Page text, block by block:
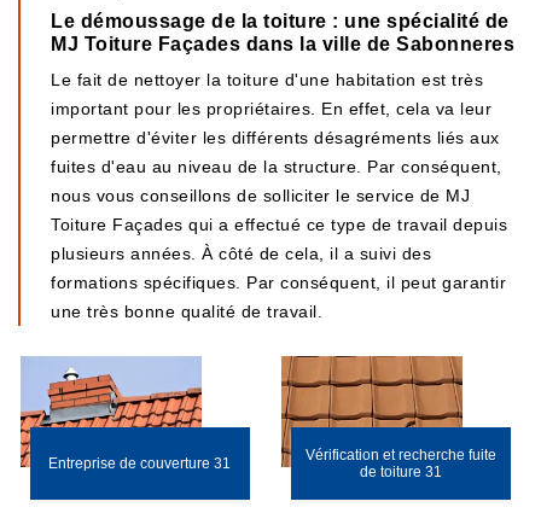
Le démoussage de la toiture : une spécialité de
MJ Toiture Façades dans la ville de Sabonneres
Le fait de nettoyer la toiture d'une habitation est très
important pour les propriétaires. En effet, cela va leur
permettre d'éviter les différents désagréments liés aux
fuites d'eau au niveau de la structure. Par conséquent,
nous vous conseillons de solliciter le service de MJ
Toiture Façades qui a effectué ce type de travail depuis
plusieurs années. À côté de cela, il a suivi des
formations spécifiques. Par conséquent, il peut garantir
une très bonne qualité de travail.
Entreprise de couverture 31
Vérification et recherche fuite
de toiture 31